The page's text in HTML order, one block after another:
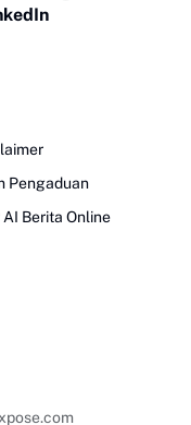
Pengaduan
AI Berita Online